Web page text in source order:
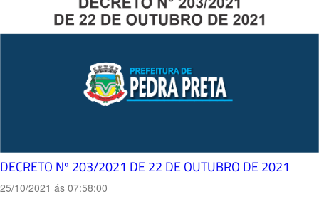
DECRETO Nº 203/2021 DE 22 DE OUTUBRO DE 2021
25/10/2021 ás 07:58:00